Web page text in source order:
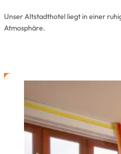
Unser Altstadthotel liegt in einer
Atmosphäre.